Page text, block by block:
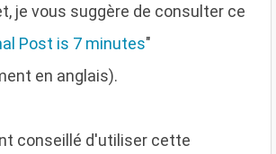
je vous suggère de consulter ce
Post is 7 minutes"
en anglais).
conseillé d'utiliser cette